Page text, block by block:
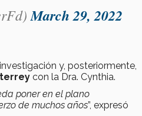
March 29, 2022
y, posteriormente,
con la Dra. Cynthia.
poner en el plano
de muchos años”, expresó